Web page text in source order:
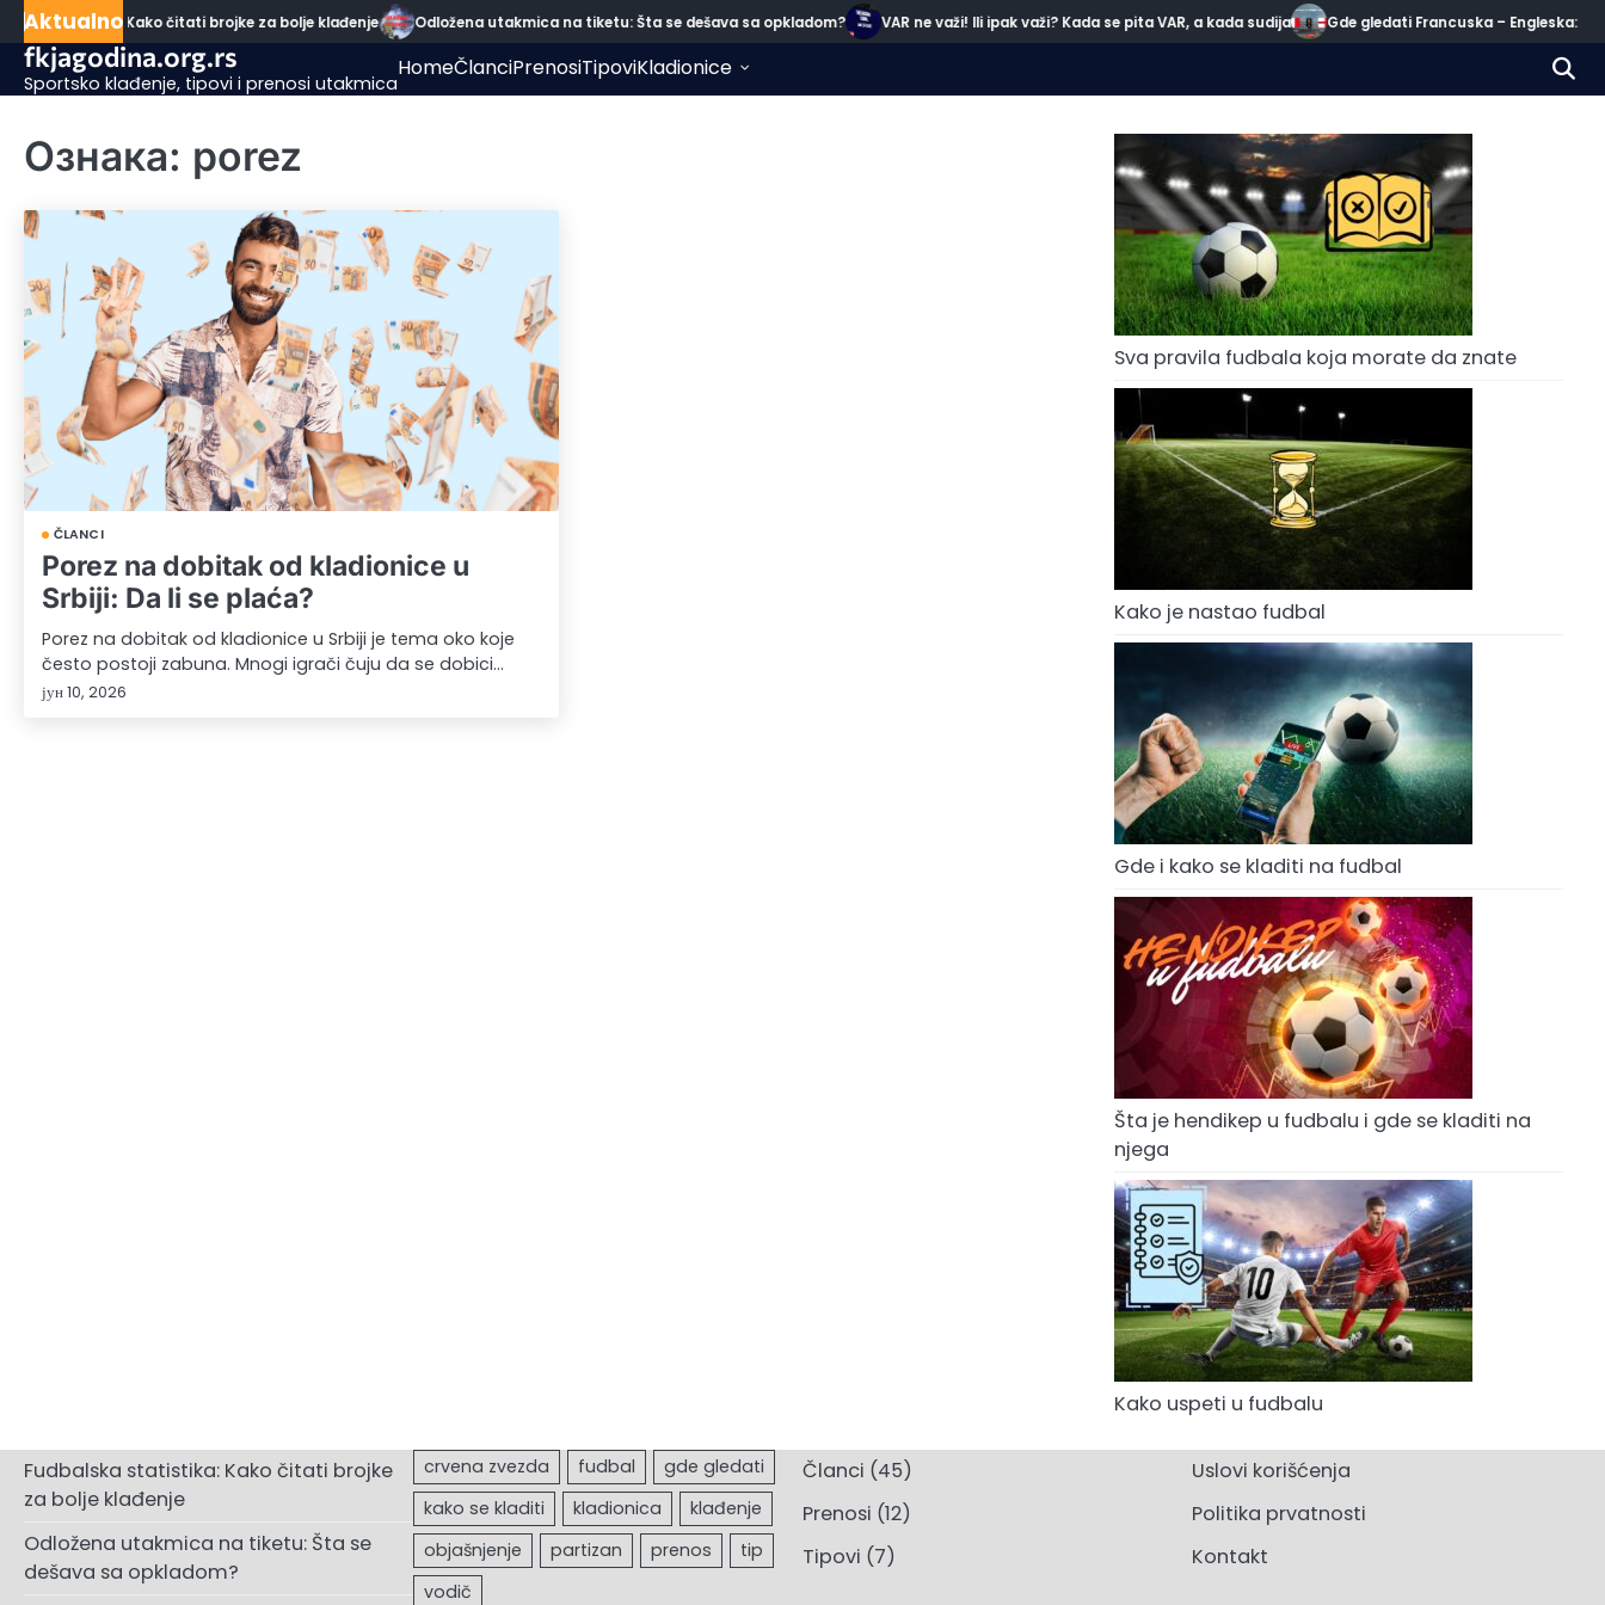
Skip
to
content
Aktualno
statistika: Kako čitati brojke za bolje klađenje Odložena utakmica na tiketu: Šta se dešava sa opkladom? VAR ne važi! Ili ipak važi? Kada se pita VAR, a kada sudija Gde gledati Francuska – Engleska: Meč
fkjagodina.org.rs
Sportsko klađenje, tipovi i prenosi utakmica
HomeČlanciPrenosiTipoviKladionice
Ознака: porez
ČLANCI
Porez na dobitak od kladionice u
Srbiji: Da li se plaća?
Porez na dobitak od kladionice u Srbiji je tema oko koje
često postoji zabuna. Mnogi igrači čuju da se dobici…
јун 10, 2026
Sva pravila fudbala koja morate da znate
Kako je nastao fudbal
Gde i kako se kladiti na fudbal
Šta je hendikep u fudbalu i gde se kladiti na
njega
Kako uspeti u fudbalu
Fudbalska statistika: Kako čitati brojke
za bolje klađenje
Odložena utakmica na tiketu: Šta se
dešava sa opkladom?
Članci (45)
Prenosi (12)
Tipovi (7)
Uslovi korišćenja
Politika prvatnosti
Kontakt